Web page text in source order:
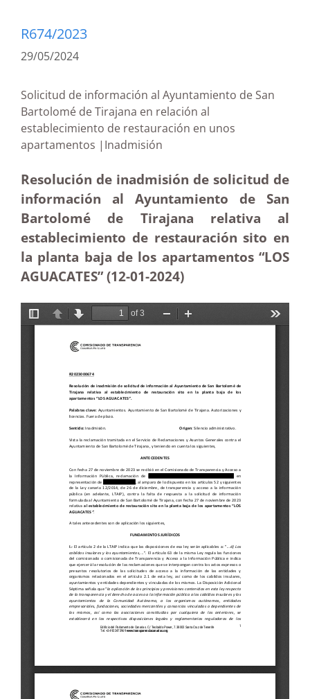
R674/2023
29/05/2024
Solicitud de información al Ayuntamiento de San
Bartolomé de Tirajana en relación al
establecimiento de restauración en unos
apartamentos |Inadmisión
Resolución de inadmisión de solicitud de
información al Ayuntamiento de San
Bartolomé de Tirajana relativa al
establecimiento de restauración sito en
la planta baja de los apartamentos “LOS
AGUACATES” (12-01-2024)